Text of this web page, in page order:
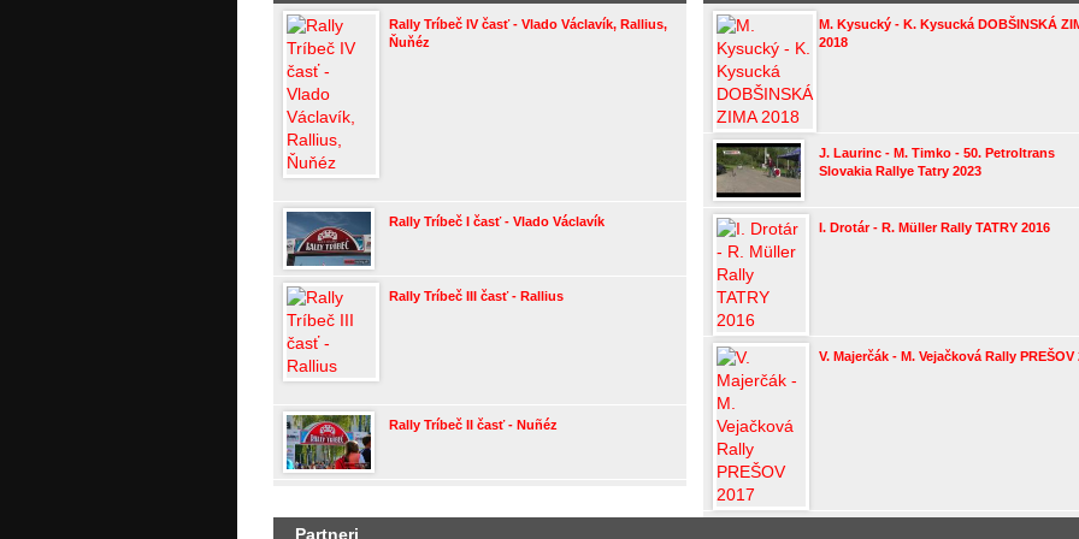
Rally Tríbeč IV časť - Vlado Václavík, Rallius,
Ňuňéz
Rally Tríbeč I časť - Vlado Václavík
Rally Tríbeč III časť - Rallius
Rally Tríbeč II časť - Nuñéz
M. Kysucký - K. Kysucká DOBŠINSKÁ
2018
J. Laurinc - M. Timko - 50. Petroltrans
Slovakia Rallye Tatry 2023
I. Drotár - R. Müller Rally TATRY 2016
V. Majerčák - M. Vejačková Rally PREŠOV
Partneri